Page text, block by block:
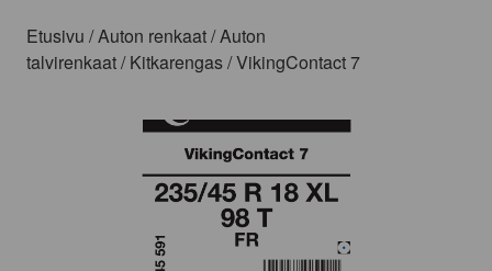
Etusivu /Auton renkaat/Auton
talvirenkaat/Kitkarengas/ VikingContact 7